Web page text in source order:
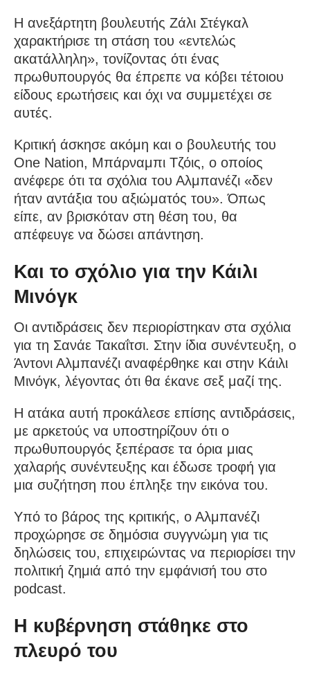
Η ανεξάρτητη βουλευτής Ζάλι Στέγκαλ
χαρακτήρισε τη στάση του «εντελώς
ακατάλληλη», τονίζοντας ότι ένας
πρωθυπουργός θα έπρεπε να κόβει τέτοιου
είδους ερωτήσεις και όχι να συμμετέχει σε
αυτές.
Κριτική άσκησε ακόμη και ο βουλευτής του
One Nation, Μπάρναμπι Τζόις, ο οποίος
ανέφερε ότι τα σχόλια του Αλμπανέζι «δεν
ήταν αντάξια του αξιώματός του». Όπως
είπε, αν βρισκόταν στη θέση του, θα
απέφευγε να δώσει απάντηση.
Και το σχόλιο για την Κάιλι
Μινόγκ
Οι αντιδράσεις δεν περιορίστηκαν στα σχόλια
για τη Σανάε Τακαΐτσι. Στην ίδια συνέντευξη, ο
Άντονι Αλμπανέζι αναφέρθηκε και στην Κάιλι
Μινόγκ, λέγοντας ότι θα έκανε σεξ μαζί της.
Η ατάκα αυτή προκάλεσε επίσης αντιδράσεις,
με αρκετούς να υποστηρίζουν ότι ο
πρωθυπουργός ξεπέρασε τα όρια μιας
χαλαρής συνέντευξης και έδωσε τροφή για
μια συζήτηση που έπληξε την εικόνα του.
Υπό το βάρος της κριτικής, ο Αλμπανέζι
προχώρησε σε δημόσια συγγνώμη για τις
δηλώσεις του, επιχειρώντας να περιορίσει την
πολιτική ζημιά από την εμφάνισή του στο
podcast.
Η κυβέρνηση στάθηκε στο
πλευρό του